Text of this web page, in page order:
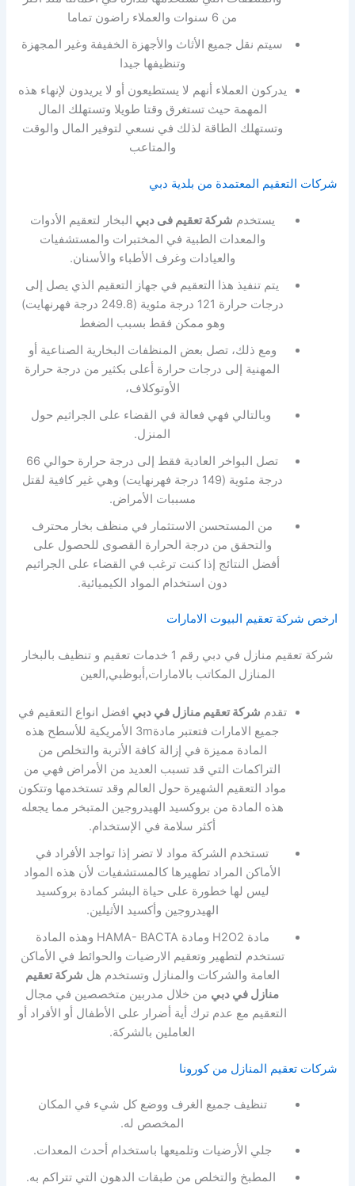
من 6 سنوات والعملاء راضون تماما
سيتم نقل جميع الأثاث والأجهزة الخفيفة وغير المجهزة
وتنظيفها جيدا
يدركون العملاء أنهم لا يستطيعون أو لا يريدون لإنهاء هذه
المهمة حيث تستغرق وقتا طويلا وتستهلك المال
وتستهلك الطاقة لذلك في نسعي لتوفير المال والوقت
والمتاعب
شركات التعقيم المعتمدة من بلدية دبي
يستخدم شركة تعقيم فى دبي البخار لتعقيم الأدوات
والمعدات الطبية في المختبرات والمستشفيات
والعيادات وغرف الأطباء والأسنان.
يتم تنفيذ هذا التعقيم في جهاز التعقيم الذي يصل إلى
درجات حرارة 121 درجة مئوية (249.8 درجة فهرنهايت)
وهو ممكن فقط بسبب الضغط
ومع ذلك، تصل بعض المنظفات البخارية الصناعية أو
المهنية إلى درجات حرارة أعلى بكثير من درجة حرارة
الأوتوكلاف،
وبالتالي فهي فعالة في القضاء على الجراثيم حول
المنزل.
تصل البواخر العادية فقط إلى درجة حرارة حوالي 66
درجة مئوية (149 درجة فهرنهايت) وهي غير كافية لقتل
مسببات الأمراض.
من المستحسن الاستثمار في منظف بخار محترف
والتحقق من درجة الحرارة القصوى للحصول على
أفضل النتائج إذا كنت ترغب في القضاء على الجراثيم
دون استخدام المواد الكيميائية.
ارخص شركة تعقيم البيوت الامارات
شركة تعقيم منازل في دبي رقم 1 خدمات تعقيم و تنظيف بالبخار
المنازل المكاتب بالامارات,أبوظبي,العين
تقدم شركة تعقيم منازل في دبي افضل انواع التعقيم في
جميع الامارات فتعتبر مادة3m الأمريكية للأسطح هذه
المادة مميزة في إزالة كافة الأتربة والتخلص من
التراكمات التي قد تسبب العديد من الأمراض فهي من
مواد التعقيم الشهيرة حول العالم وقد تستخدمها وتتكون
هذه المادة من بروكسيد الهيدروجين المتبخر مما يجعله
أكثر سلامة في الإستخدام.
تستخدم الشركة مواد لا تضر إذا تواجد الأفراد في
الأماكن المراد تطهيرها كالمستشفيات لأن هذه المواد
ليس لها خطورة على حياة البشر كمادة بروكسيد
الهيدروجين وأكسيد الأثيلين.
مادة H2O2 ومادة HAMA- BACTA وهذه المادة
تستخدم لتطهير وتعقيم الارضيات والحوائط في الأماكن
العامة والشركات والمنازل وتستخدم هل شركة تعقيم
منازل في دبي من خلال مدربين متخصصين في مجال
التعقيم مع عدم ترك أية أضرار على الأطفال أو الأفراد أو
العاملين بالشركة.
شركات تعقيم المنازل من كورونا
تنظيف جميع الغرف ووضع كل شيء في المكان
المخصص له.
جلي الأرضيات وتلميعها باستخدام أحدث المعدات.
المطبخ والتخلص من طبقات الدهون التي تتراكم به.